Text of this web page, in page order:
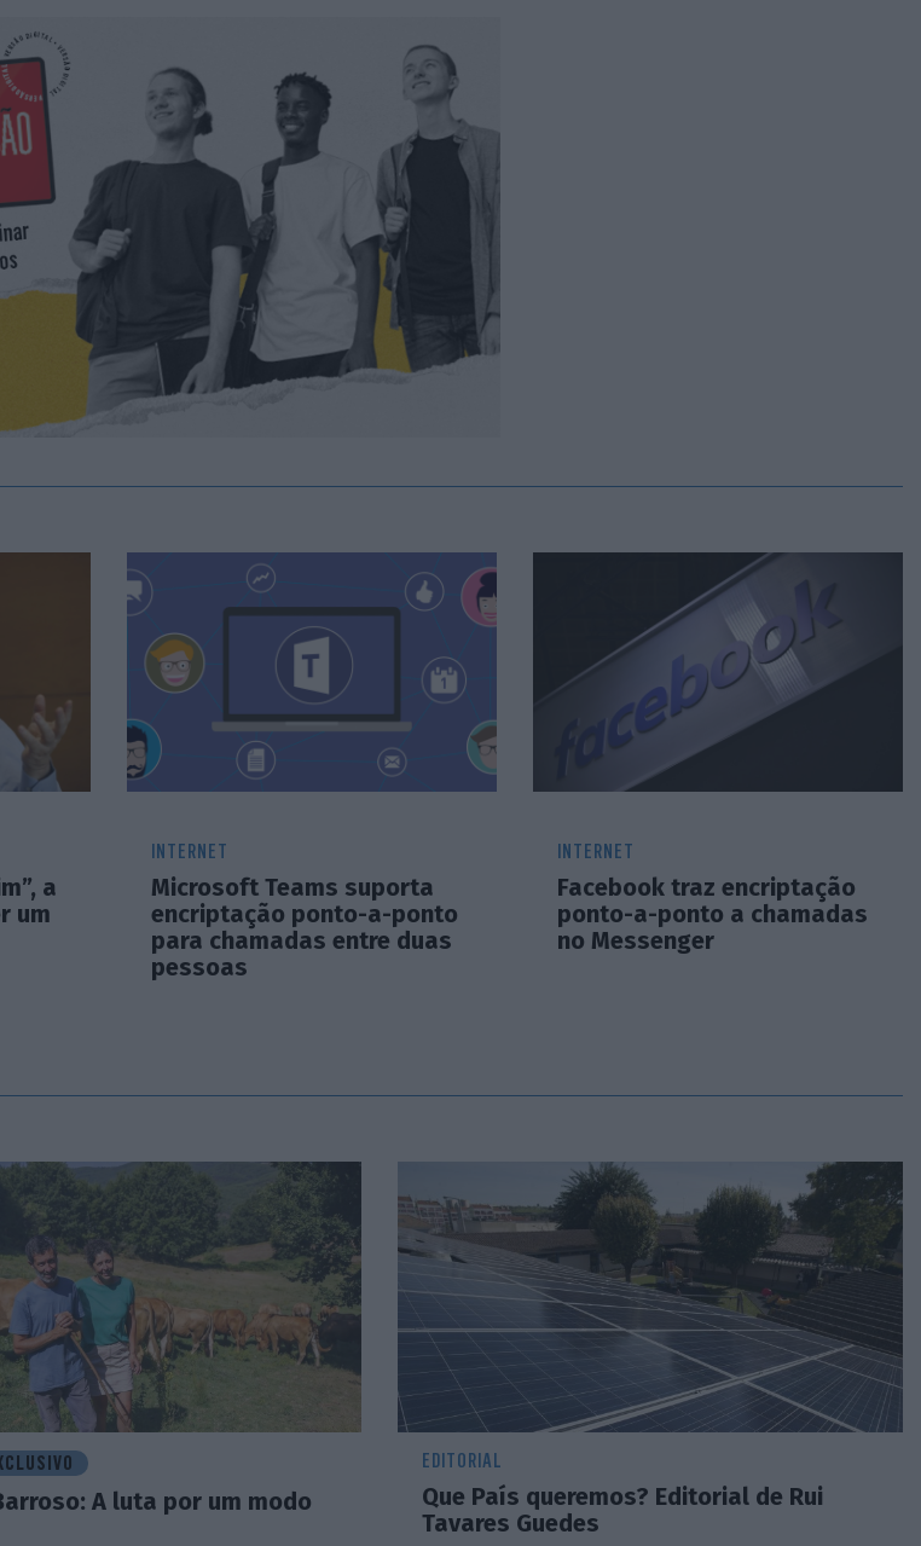
a
um
INTERNET
Microsoft Teams suporta
encriptação ponto-a-ponto
para chamadas entre duas
pessoas
INTERNET
Facebook traz encriptação
ponto-a-ponto a chamadas
no Messenger
A luta por um modo
EDITORIAL
Que País queremos? Editorial de Rui
Tavares Guedes